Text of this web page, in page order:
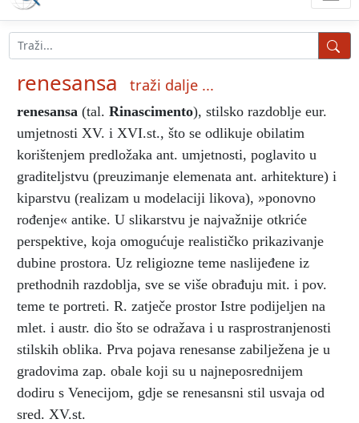
renesansa traži dalje ...
renesansa (tal. Rinascimento), stilsko razdoblje eur.
umjetnosti XV. i XVI.st., što se odlikuje obilatim
korištenjem predložaka ant. umjetnosti, poglavito u
graditeljstvu (preuzimanje elemenata ant. arhitekture) i
kiparstvu (realizam u modelaciji likova), »ponovno
rođenje« antike. U slikarstvu je najvažnije otkriće
perspektive, koja omogućuje realističko prikazivanje
dubine prostora. Uz religiozne teme naslijeđene iz
prethodnih razdoblja, sve se više obrađuju mit. i pov.
teme te portreti. R. zatječe prostor Istre podijeljen na
mlet. i austr. dio što se odražava i u rasprostranjenosti
stilskih oblika. Prva pojava renesanse zabilježena je u
gradovima zap. obale koji su u najneposrednijem
dodiru s Venecijom, gdje se renesansni stil usvaja od
sred. XV.st.